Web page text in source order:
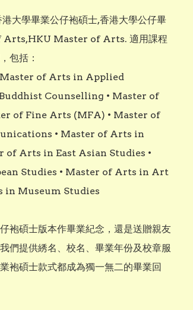
大學畢業公仔袍碩士,香港大學公仔畢
Arts,HKU Master of Arts. 適用課程
包括：
of Arts in Applied
Counselling • Master of
of Fine Arts (MFA) • Master of
• Master of Arts in
of Arts in East Asian Studies •
Studies • Master of Arts in Art
in Museum Studies
袍碩士版本作畢業紀念，還是送贈親友
們提供綉名、校名、畢業年份及校章服
袍碩士款式都成為獨一無二的畢業回